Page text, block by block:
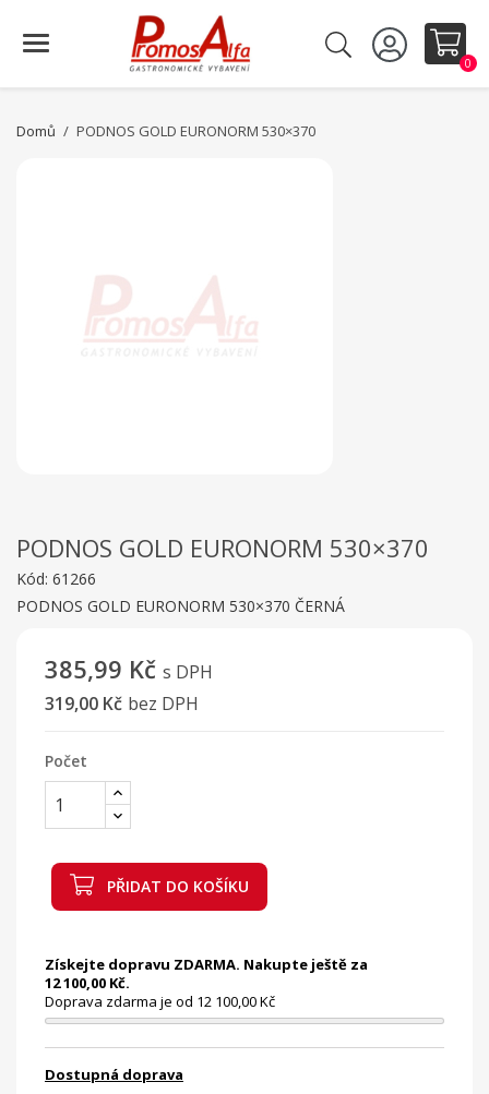
0
Domů PODNOS GOLD EURONORM 530×370
PODNOS GOLD EURONORM 530×370
Kód: 61266
PODNOS GOLD EURONORM 530×370 ČERNÁ
385,99 Kč s DPH
319,00 Kč bez DPH
Počet
PŘIDAT DO KOŠÍKU
Získejte dopravu ZDARMA. Nakupte ještě za
12 100,00 Kč.
Doprava zdarma je od 12 100,00 Kč
Dostupná doprava